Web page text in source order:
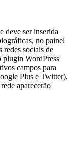
deve ser inserida
no painel
redes sociais de
plugin WordPress
campos para
Plus e Twitter).
aparecerão